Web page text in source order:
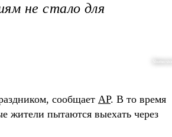
не стало для
сообщает AP. В то время
жители пытаются выехать через